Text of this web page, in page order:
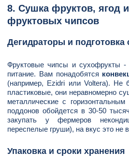
8. Сушка фруктов, ягод
фруктовых чипсов
Дегидраторы и подготовка
Фруктовые чипсы и сухофрукты -
питание. Вам понадобятся
(например, Ezidri или Voltera). Не
пластиковые, они неравномерно
металлические с
поддонов обойдется в 30-50
закупать у фермеров
переспелые груши), на вкус это не
Упаковка и сроки хранения